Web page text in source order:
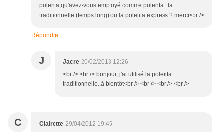
polenta,qu'avez-vous employé comme polenta : la
traditionnelle (temps long) ou la polenta express ? merci<br />
Répondre
J Jacre 20/02/2013 12:26
<br /> <br /> bonjour, j'ai utilisé la polenta
traditionnelle..à bientôt<br /> <br /> <br /> <br />
C Clairette 29/04/2012 19:45